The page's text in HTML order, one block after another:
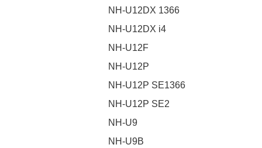
NH-U12DX 1366
NH-U12DX i4
NH-U12F
NH-U12P
NH-U12P SE1366
NH-U12P SE2
NH-U9
NH-U9B